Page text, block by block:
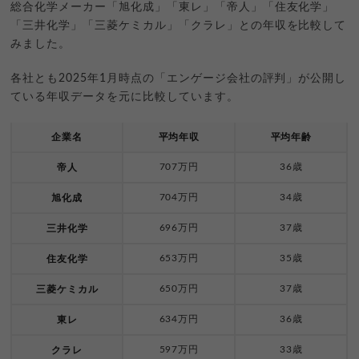
総合化学メーカー「旭化成」「東レ」「帝人」「住友化学」
「三井化学」「三菱ケミカル」「クラレ」との年収を比較して
みました。
各社とも2025年1月時点の「エンゲージ会社の評判」が公開し
ている年収データを元に比較しています。
企業名 平均年収 平均年齢
帝人 707万円 36歳
旭化成 704万円 34歳
三井化学 696万円 37歳
住友化学 653万円 35歳
三菱ケミカル 650万円 37歳
東レ 634万円 36歳
クラレ 597万円 33歳